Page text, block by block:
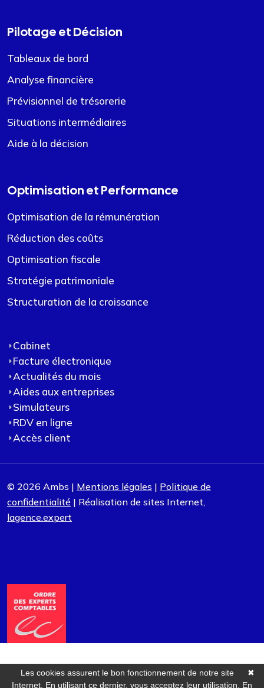
Pilotage et Décision
Tableaux de bord
Analyse financière
Prévisionnel de trésorerie
Situations intermédiaires
Aide à la décision
Optimisation et Performance
Optimisation de la rémunération
Réduction des coûts
Optimisation fiscale
Stratégie patrimoniale
Structuration de la croissance
Cabinet
Facture électronique
Actualités du mois
Aides aux entreprises
Simulateurs
RDV en ligne
Accès client
© 2026 Ambs | Mentions légales | Politique de
confidentialité | Réalisation de sites Internet,
lagence.expert
✖
Les cookies assurent le bon fonctionnement de notre site
Internet. En utilisant ce dernier, vous acceptez leur utilisation. En